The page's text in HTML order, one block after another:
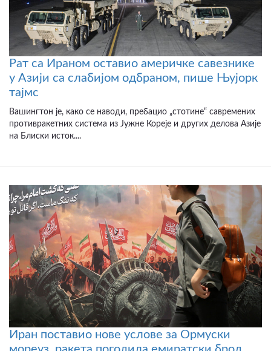
Рат са Ираном оставио америчке савезнике
у Азији са слабијом одбраном, пише Њујорк
тајмс
Вашингтон је, како се наводи, пребацио „стотине“ савремених
противракетних система из Јужне Кореје и других делова Азије
на Блиски исток....
Иран поставио нове услове за Ормуски